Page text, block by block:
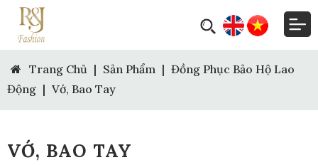
Trang Chủ | Sản Phẩm | Đồng Phục Bảo Hộ Lao
Động | Vớ, Bao Tay
VỚ, BAO TAY